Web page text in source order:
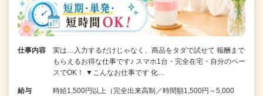
仕事内容
実は…入力するだけじゃなく、商品をタダで試せて 報酬まで
もらえるお得な仕事です♪ スマホ1台・完全在宅・自分のペー
スでOK！ ▼こんなお仕事です 化…
給与
時給1,500円以上（完全出来高制／時間額1,500円～5,000